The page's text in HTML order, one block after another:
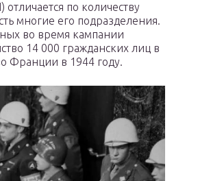
по количеству
многие его подразделения.
во время кампании
14 000 гражданских лиц в
Франции в 1944 году.